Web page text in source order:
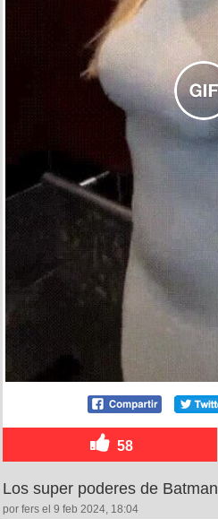
58
Los super poderes de Batman
por fers el 9 feb 2024, 18:04